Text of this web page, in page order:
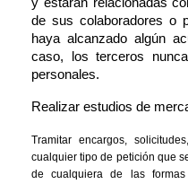
de sus colaboradores o
haya alcanzado algún
caso, los terceros
personales.
Realizar estudios de
Tramitar encargos,
cualquier tipo de petición que
de cualquiera de las